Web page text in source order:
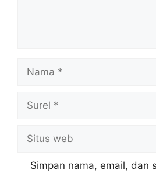
web
Simpan nama, email, dan